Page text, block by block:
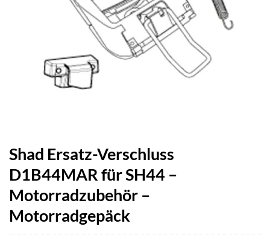
Shad Ersatz-Verschluss
D1B44MAR für SH44 –
Motorradzubehör –
Motorradgepäck